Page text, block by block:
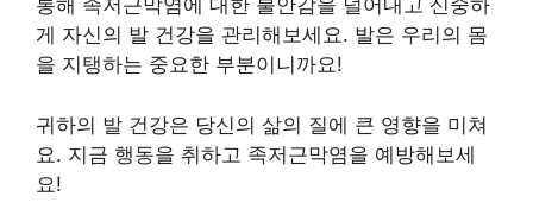
통해 족저근막염에 대한 불안감을 덜어내고 신중하
게 자신의 발 건강을 관리해보세요. 발은 우리의 몸
을 지탱하는 중요한 부분이니까요!
귀하의 발 건강은 당신의 삶의 질에 큰 영향을 미쳐
요. 지금 행동을 취하고 족저근막염을 예방해보세
요!